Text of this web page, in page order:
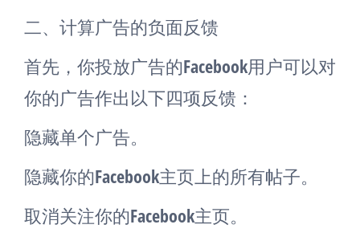
二、计算广告的负面反馈
首先，你投放广告的Facebook用户可以对
你的广告作出以下四项反馈：
隐藏单个广告。
隐藏你的Facebook主页上的所有帖子。
取消关注你的Facebook主页。